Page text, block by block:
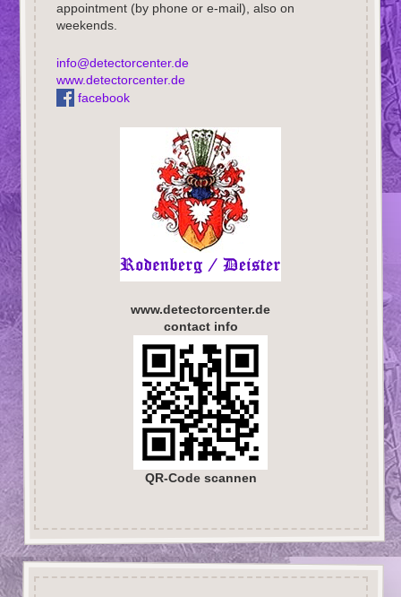
appointment (by phone or e-mail), also on
weekends.
info@detectorcenter.de
www.detectorcenter.de
facebook
www.detectorcenter.de
contact info
QR-Code scannen